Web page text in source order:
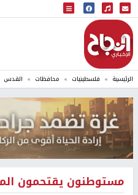
البث المباشر
إذاعة النجاح
الرئيسية فلسطينيات محافظات القدس
مستوطنون يقتحمون